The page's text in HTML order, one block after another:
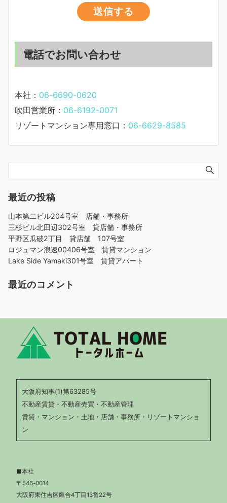
電話でお問い合わせ
本社： 06-6690-0620
吹田営業所： 06-6192-0071
リゾートマンション専用窓口： 06-6629-8585
最近の投稿
山本第二ビル204号室 店舗・事務所
三杉ビル北田辺302号室 貸店舗・事務所
平野区瓜破2丁目 貸店舗 107号室
ロジュマン浪速00406号室 賃貸マンション
Lake Side Yamaki301号室 賃貸アパート
最近のコメント
大阪府知事(1)第63285号
不動産賃貸・不動産売買・不動産管理
賃貸・マンション・土地・店舗・事務所・リゾートマンショ
ン
■本社
〒546-0014
大阪府東住吉区鷹合4丁目13番22号